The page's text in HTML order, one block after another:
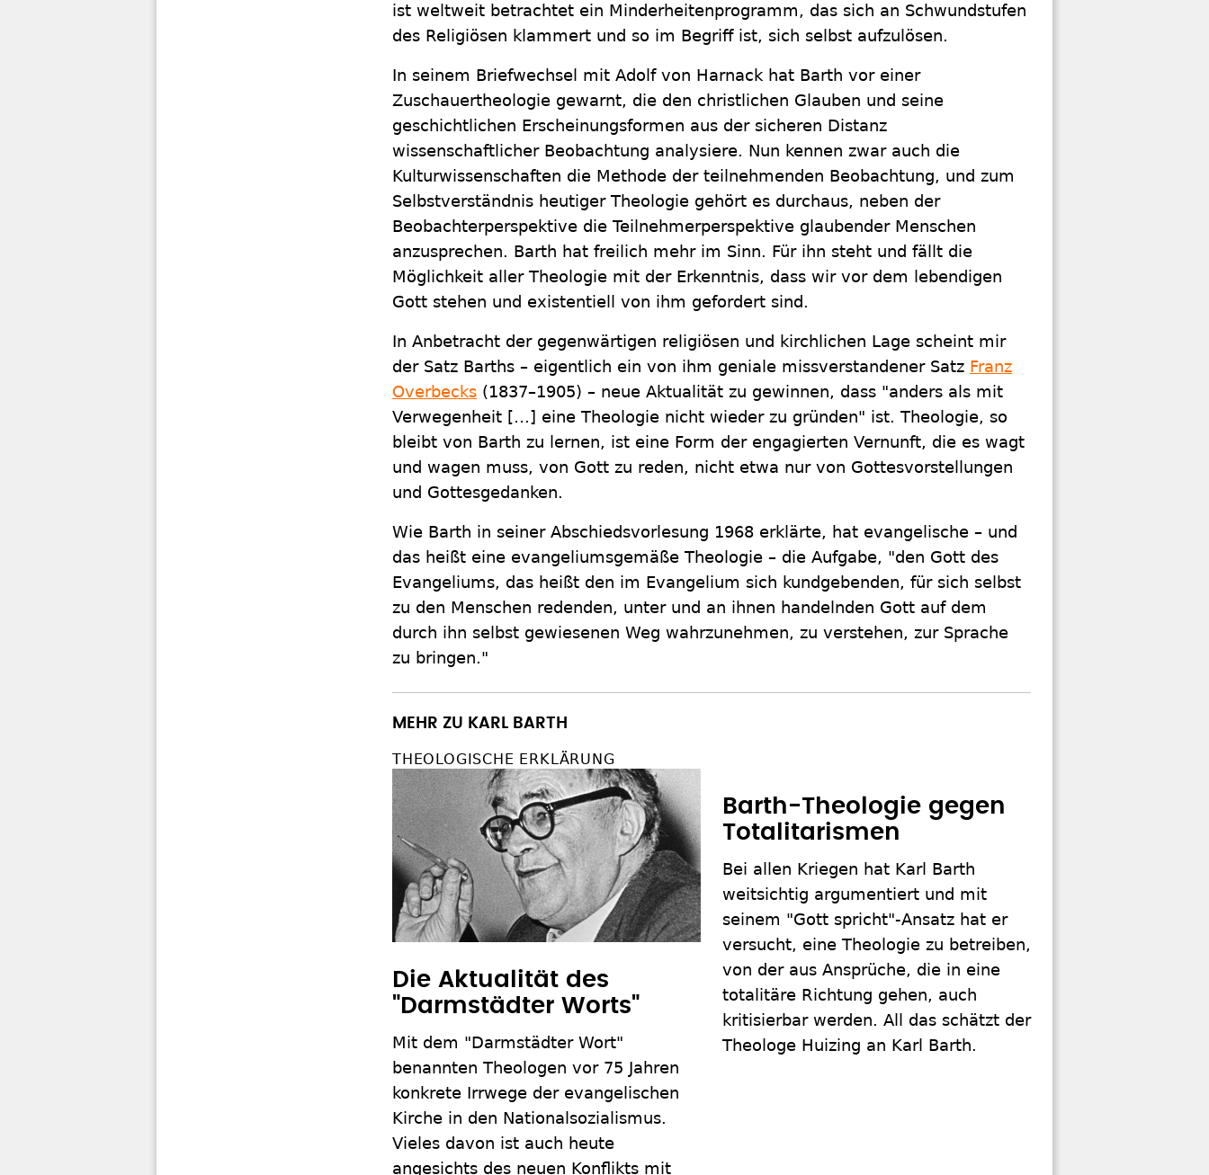
ist weltweit betrachtet ein Minderheitenprogramm, das sich an Schwundstufen
des Religiösen klammert und so im Begriff ist, sich selbst aufzulösen.
In seinem Briefwechsel mit Adolf von Harnack hat Barth vor einer
Zuschauertheologie gewarnt, die den christlichen Glauben und seine
geschichtlichen Erscheinungsformen aus der sicheren Distanz
wissenschaftlicher Beobachtung analysiere. Nun kennen zwar auch die
Kulturwissenschaften die Methode der teilnehmenden Beobachtung, und zum
Selbstverständnis heutiger Theologie gehört es durchaus, neben der
Beobachterperspektive die Teilnehmerperspektive glaubender Menschen
anzusprechen. Barth hat freilich mehr im Sinn. Für ihn steht und fällt die
Möglichkeit aller Theologie mit der Erkenntnis, dass wir vor dem lebendigen
Gott stehen und existentiell von ihm gefordert sind.
In Anbetracht der gegenwärtigen religiösen und kirchlichen Lage scheint mir
der Satz Barths – eigentlich ein von ihm geniale missverstandener Satz Franz
Overbecks (1837–1905) – neue Aktualität zu gewinnen, dass "anders als mit
Verwegenheit […] eine Theologie nicht wieder zu gründen" ist. Theologie, so
bleibt von Barth zu lernen, ist eine Form der engagierten Vernunft, die es wagt
und wagen muss, von Gott zu reden, nicht etwa nur von Gottesvorstellungen
und Gottesgedanken.
Wie Barth in seiner Abschiedsvorlesung 1968 erklärte, hat evangelische – und
das heißt eine evangeliumsgemäße Theologie – die Aufgabe, "den Gott des
Evangeliums, das heißt den im Evangelium sich kundgebenden, für sich selbst
zu den Menschen redenden, unter und an ihnen handelnden Gott auf dem
durch ihn selbst gewiesenen Weg wahrzunehmen, zu verstehen, zur Sprache
zu bringen."
MEHR ZU KARL BARTH
THEOLOGISCHE ERKLÄRUNG
Die Aktualität des
"Darmstädter Worts"
Mit dem "Darmstädter Wort"
benannten Theologen vor 75 Jahren
konkrete Irrwege der evangelischen
Kirche in den Nationalsozialismus.
Vieles davon ist auch heute
angesichts des neuen Konflikts mit
Barth-Theologie gegen
Totalitarismen
Bei allen Kriegen hat Karl Barth
weitsichtig argumentiert und mit
seinem "Gott spricht"-Ansatz hat er
versucht, eine Theologie zu betreiben,
von der aus Ansprüche, die in eine
totalitäre Richtung gehen, auch
kritisierbar werden. All das schätzt der
Theologe Huizing an Karl Barth.